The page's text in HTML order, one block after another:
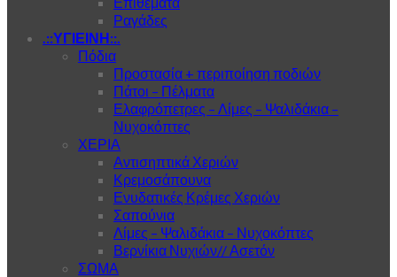
Ραγάδες
.::ΥΓΙΕΙΝΗ::.
Πόδια
Προστασία + περιποίηση ποδιών
Πάτοι – Πέλματα
Ελαφρόπετρες – Λίμες – Ψαλιδάκια –
Νυχοκόπτες
ΧΕΡΙΑ
Αντισηπτικά Χεριών
Κρεμοσάπουνα
Ενυδατικές Κρέμες Χεριών
Σαπούνια
Λίμες – Ψαλιδάκια – Νυχοκόπτες
Βερνίκια Νυχιών// Ασετόν
ΣΩΜΑ